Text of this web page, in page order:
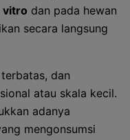
vitro dan pada hewan
secara langsung
dan
atau skala kecil.
adanya
mengonsumsi